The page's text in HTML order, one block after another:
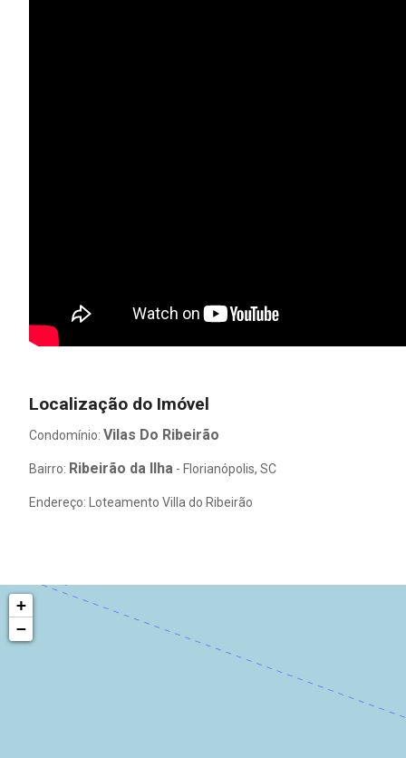
Localização do Imóvel
Condomínio: Vilas Do Ribeirão
Bairro: Ribeirão da Ilha - Florianópolis, SC
Endereço: Loteamento Villa do Ribeirão
+
−